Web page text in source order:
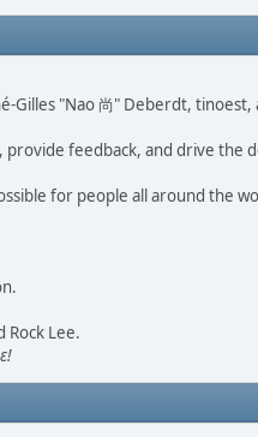
Gilles "Nao 尚" Deberdt,
feedback, and drive the
for people all around the
Rock Lee.